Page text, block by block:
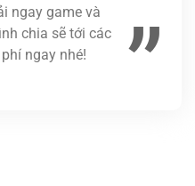
ngay game và
chia sẽ tới các
ngay nhé!